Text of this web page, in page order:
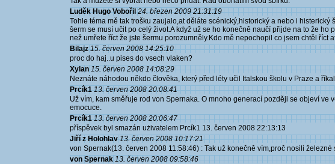
Luděk Hugo Vobořil 24. březen 2009 21:31:19
Tohle téma mě tak trošku zaujalo,at děláte scénický,historický a nebo i
šerm se musí učit po celý život.A když už se ho konečně naučí přijde na to že
než umřete říct že jste šermu porozumněly.Kdo mě nepochopil co jsem chtěl říct
Bilajz 15. červen 2008 14:25:10
proc do haj..u pises do vsech vlaken?
Xylan 15. červen 2008 14:08:29
Neznáte náhodou někdo člověka, který před léty učil Italskou školu v Praze a
Prcík1 13. červen 2008 20:08:41
Už vím, kam směřuje rod von Spernaka. O mnoho generací později se objeví
emocuce.
Prcík1 13. červen 2008 20:06:47
příspěvek byl smazán użivatelem Prcík1 13. červen 2008 22:13:13
Jiří z Holohlav 13. červen 2008 10:17:21
von Spernak(13. červen 2008 11:58:46) : Tak už konečně vím,proč nosili železné
von Spernak 13. červen 2008 09:58:46